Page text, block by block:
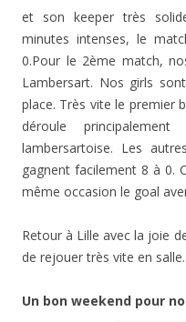
et son keeper très
minutes intenses, le
0.Pour le 2ème match,
Lambersart. Nos girls
place. Très vite le premier
déroule
lambersartoise. Les
gagnent facilement 8 à 0.
même occasion le goal
Retour à Lille avec la joie
de rejouer très vite en salle.
Un bon weekend pour